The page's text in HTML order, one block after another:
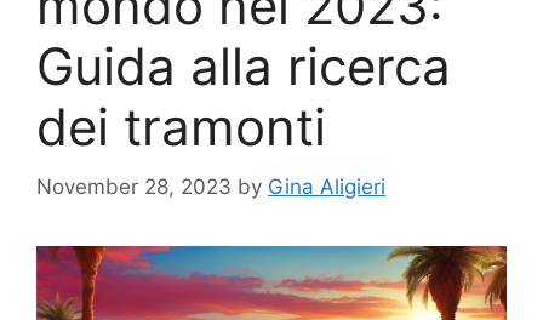
Guida alla ricerca
dei tramonti
November 28, 2023 by Gina Aligieri